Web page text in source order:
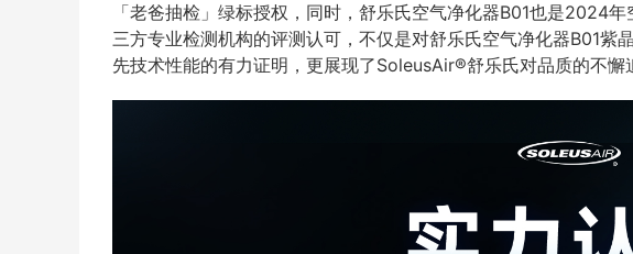
「老爸抽检」绿标授权，同时，舒乐氏空气净化器B01也是2024
三方专业检测机构的评测认可，不仅是对舒乐氏空气净化器B01紫
先技术性能的有力证明，更展现了SoleusAir®舒乐氏对品质的不懈